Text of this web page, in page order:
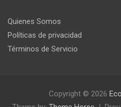
Quienes Somos
Políticas de privacidad
Términos de Servicio
Copyright © 2026